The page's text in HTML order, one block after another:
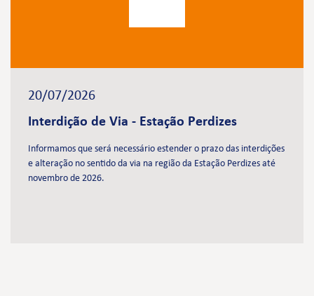
20/07/2026
Interdição de Via - Estação Perdizes
Informamos que será necessário estender o prazo das interdições
e alteração no sentido da via na região da Estação Perdizes até
novembro de 2026.